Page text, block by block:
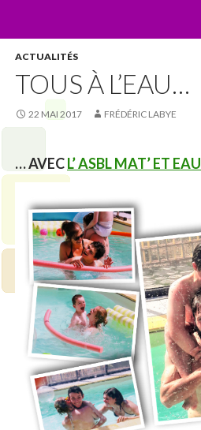
ACTUALITÉS
TOUS À L’EAU…
22 MAI 2017 FRÉDÉRIC LABYE
… AVECL’ ASBL MAT’ ET EAU